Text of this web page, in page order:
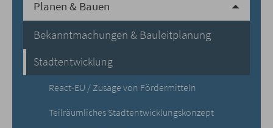
Planen & Bauen
Bekanntmachungen & Bauleitplanung
Stadtentwicklung
React-EU / Zusage von Fördermitteln
Teilräumliches Stadtentwicklungskonzept